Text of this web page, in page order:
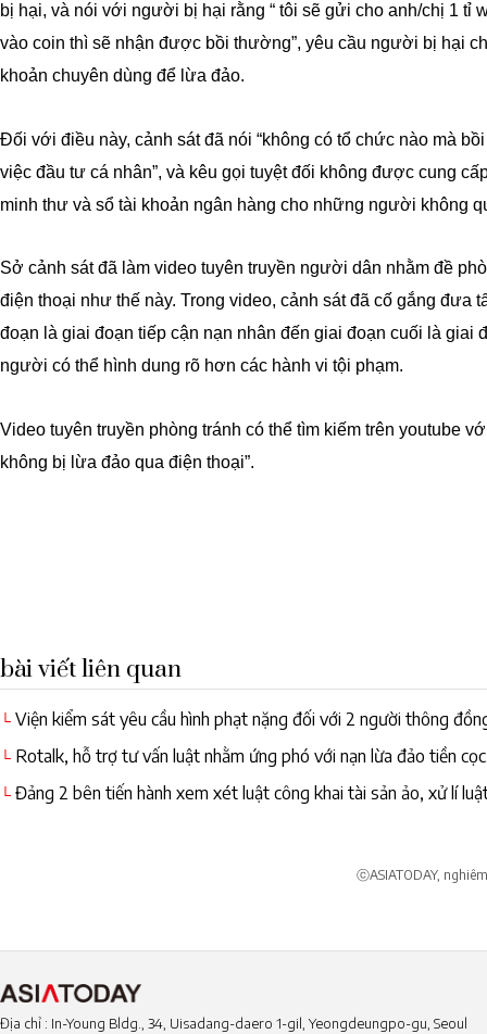
bị hại, và nói với người bị hại rằng “ tôi sẽ gửi cho anh/chị 1 tỉ
vào coin thì sẽ nhận được bồi thường”, yêu cầu người bị hại
khoản chuyên dùng để lừa đảo.
Đối với điều này, cảnh sát đã nói “không có tổ chức nào mà
việc đầu tư cá nhân”, và kêu gọi tuyệt đối không được cung
minh thư và sổ tài khoản ngân hàng cho những người không
Sở cảnh sát đã làm video tuyên truyền người dân nhằm đề
điện thoại như thế này. Trong video, cảnh sát đã cố gắng đưa
đoạn là giai đoạn tiếp cận nạn nhân đến giai đoạn cuối là giai
người có thể hình dung rõ hơn các hành vi tội phạm.
Video tuyên truyền phòng tránh có thể tìm kiếm trên youtube
không bị lừa đảo qua điện thoại”.
bài viết liên quan
└ Viện kiểm sát yêu cầu hình phạt nặng đối với 2 người thông
└ Rotalk, hỗ trợ tư vấn luật nhằm ứng phó với nạn lừa đảo tiền
└ Đảng 2 bên tiến hành xem xét luật công khai tài sản ảo, xử lí
ⓒASIATODAY,
Địa chỉ : In-Young Bldg., 34, Uisadang-daero 1-gil, Yeongdeungpo-gu, Seoul